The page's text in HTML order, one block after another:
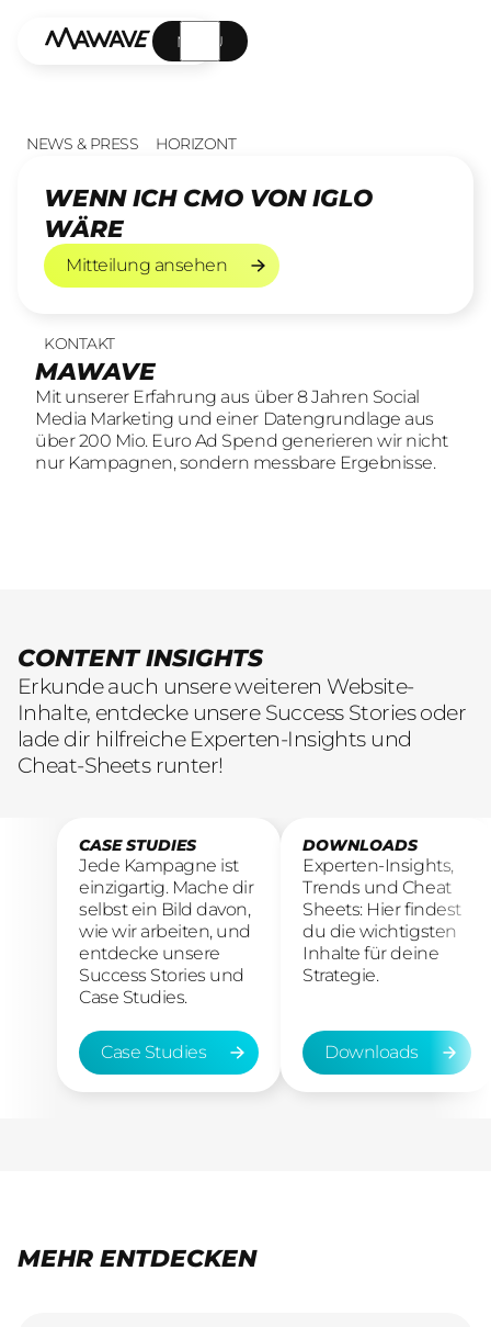
MENÜ
NEWS & PRESS HORIZONT
WENN ICH CMO VON IGLO
WÄRE
Mitteilung ansehen
Mitteilung ansehen
KONTAKT
MAWAVE
Mit unserer Erfahrung aus über 8 Jahren Social
Media Marketing und einer Datengrundlage aus
über 200 Mio. Euro Ad Spend generieren wir nicht
nur Kampagnen, sondern messbare Ergebnisse.
UNSERE LEISTUNGEN
SOCIAL LEAD AGENTUR
Mit unserer Erfahrung aus über 8 Jahren Social
Media Marketing und einer Datengrundlage aus
über 200 Mio. Euro Ad Spend generieren wir nicht
nur Kampagnen, sondern messbare Ergebnisse.
23 offene Stellen
KOMM INS TEAM
Wir sind auf der Suche nach motivierten und
engagierten Menschen, die mit kreativen Ideen
und LeidenschaftConsumer Brands auf Social
übersetzen.
CONTENT INSIGHTS
Erkunde auch unsere weiteren Website-
Inhalte, entdecke unsere Success Stories oder
lade dir hilfreiche Experten-Insights und
Cheat-Sheets runter!
CASE STUDIES
Jede Kampagne ist
einzigartig. Mache dir
selbst ein Bild davon,
wie wir arbeiten, und
entdecke unsere
Success Stories und
Case Studies.
Case Studies
Case Studies
DOWNLOADS
Experten-Insights,
Trends und Cheat
Sheets: Hier findest
du die wichtigsten
Inhalte für deine
Strategie.
Downloads
Downloads
MEHR ENTDECKEN